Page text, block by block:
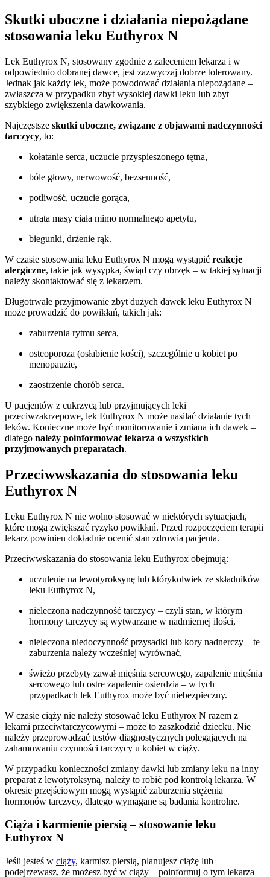
Skutki uboczne i działania niepożądane
stosowania leku Euthyrox N
Lek Euthyrox N, stosowany zgodnie z zaleceniem lekarza i w
odpowiednio dobranej dawce, jest zazwyczaj dobrze tolerowany.
Jednak jak każdy lek, może powodować działania niepożądane –
zwłaszcza w przypadku zbyt wysokiej dawki leku lub zbyt
szybkiego zwiększenia dawkowania.
Najczęstsze skutki uboczne, związane z objawami nadczynności
tarczycy, to:
kołatanie serca, uczucie przyspieszonego tętna,
bóle głowy, nerwowość, bezsenność,
potliwość, uczucie gorąca,
utrata masy ciała mimo normalnego apetytu,
biegunki, drżenie rąk.
W czasie stosowania leku Euthyrox N mogą wystąpić reakcje
alergiczne, takie jak wysypka, świąd czy obrzęk – w takiej sytuacji
należy skontaktować się z lekarzem.
Długotrwałe przyjmowanie zbyt dużych dawek leku Euthyrox N
może prowadzić do powikłań, takich jak:
zaburzenia rytmu serca,
osteoporoza (osłabienie kości), szczególnie u kobiet po
menopauzie,
zaostrzenie chorób serca.
U pacjentów z cukrzycą lub przyjmujących leki
przeciwzakrzepowe, lek Euthyrox N może nasilać działanie tych
leków. Konieczne może być monitorowanie i zmiana ich dawek –
dlatego należy poinformować lekarza o wszystkich
przyjmowanych preparatach.
Przeciwwskazania do stosowania leku
Euthyrox N
Leku Euthyrox N nie wolno stosować w niektórych sytuacjach,
które mogą zwiększać ryzyko powikłań. Przed rozpoczęciem terapii
lekarz powinien dokładnie ocenić stan zdrowia pacjenta.
Przeciwwskazania do stosowania leku Euthyrox obejmują:
uczulenie na lewotyroksynę lub którykolwiek ze składników
leku Euthyrox N,
nieleczona nadczynność tarczycy – czyli stan, w którym
hormony tarczycy są wytwarzane w nadmiernej ilości,
nieleczona niedoczynność przysadki lub kory nadnerczy – te
zaburzenia należy wcześniej wyrównać,
świeżo przebyty zawał mięśnia sercowego, zapalenie mięśnia
sercowego lub ostre zapalenie osierdzia – w tych
przypadkach lek Euthyrox może być niebezpieczny.
W czasie ciąży nie należy stosować leku Euthyrox N razem z
lekami przeciwtarczycowymi – może to zaszkodzić dziecku. Nie
należy przeprowadzać testów diagnostycznych polegających na
zahamowaniu czynności tarczycy u kobiet w ciąży.
W przypadku konieczności zmiany dawki lub zmiany leku na inny
preparat z lewotyroksyną, należy to robić pod kontrolą lekarza. W
okresie przejściowym mogą wystąpić zaburzenia stężenia
hormonów tarczycy, dlatego wymagane są badania kontrolne.
Ciąża i karmienie piersią – stosowanie leku
Euthyrox N
Jeśli jesteś w ciąży, karmisz piersią, planujesz ciążę lub
podejrzewasz, że możesz być w ciąży – poinformuj o tym lekarza